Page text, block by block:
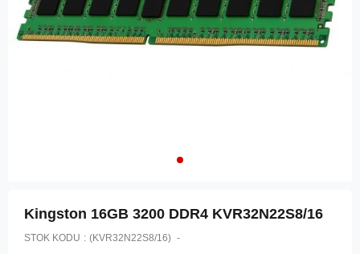
Kingston 16GB 3200 DDR4 KVR32N22S8/16
STOK KODU (KVR32N22S8/16)